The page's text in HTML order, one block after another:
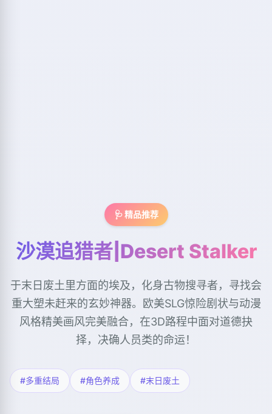
🩺 精品推荐
沙漠追猎者|Desert Stalker
于末日废土里方面的埃及，化身古物搜寻者，寻找会
重大塑未赶来的玄妙神器。欧美SLG惊险剧状与动漫
风格精美画风完美融合，在3D路程中面对道德抉
择，决确人员类的命运！
#多重结局 #角色养成 #末日废土